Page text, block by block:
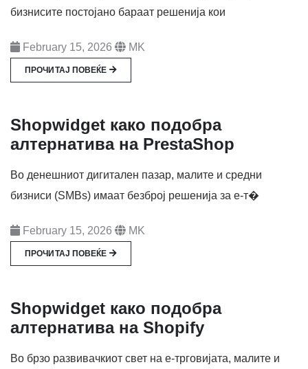
бизнисите постојано бараат решенија кои
February 15, 2026 MK
ПРОЧИТАЈ ПОВЕЌЕ
Shopwidget како подобра
алтернатива на PrestaShop
Во денешниот дигитален пазар, малите и средни
бизниси (SMBs) имаат безброј решенија за е-т�
February 15, 2026 MK
ПРОЧИТАЈ ПОВЕЌЕ
Shopwidget како подобра
алтернатива на Shopify
Во брзо развивачкиот свет на е-трговијата, малите и